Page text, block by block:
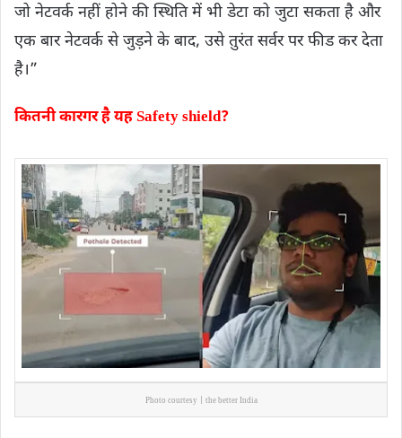
जो नेटवर्क नहीं होने की स्थिति में भी डेटा को जुटा सकता है और
एक बार नेटवर्क से जुड़ने के बाद, उसे तुरंत सर्वर पर फीड कर देता
है।”
कितनी कारगर है यह Safety shield?
Photo courtesy | the better India